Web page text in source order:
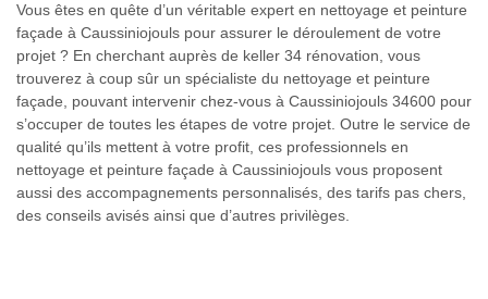
Vous êtes en quête d’un véritable expert en nettoyage et peinture
façade à Caussiniojouls pour assurer le déroulement de votre
projet ? En cherchant auprès de keller 34 rénovation, vous
trouverez à coup sûr un spécialiste du nettoyage et peinture
façade, pouvant intervenir chez-vous à Caussiniojouls 34600 pour
s’occuper de toutes les étapes de votre projet. Outre le service de
qualité qu’ils mettent à votre profit, ces professionnels en
nettoyage et peinture façade à Caussiniojouls vous proposent
aussi des accompagnements personnalisés, des tarifs pas chers,
des conseils avisés ainsi que d’autres privilèges.